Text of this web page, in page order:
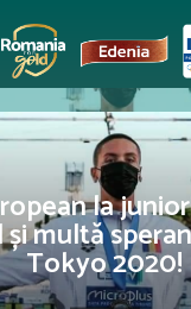
la
multă
Tokyo 2020!